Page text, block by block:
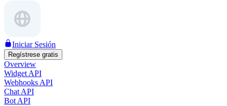
Iniciar Sesión
Regístrese gratis
Overview
Widget API
Webhooks API
Chat API
Bot API